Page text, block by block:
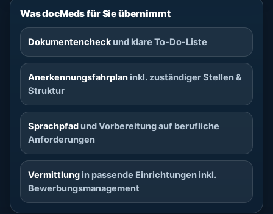
Was docMeds für Sie übernimmt
Dokumentencheck und klare To-Do-Liste
Anerkennungsfahrplan inkl. zuständiger Stellen &
Struktur
Sprachpfad und Vorbereitung auf berufliche
Anforderungen
Vermittlung in passende Einrichtungen inkl.
Bewerbungsmanagement